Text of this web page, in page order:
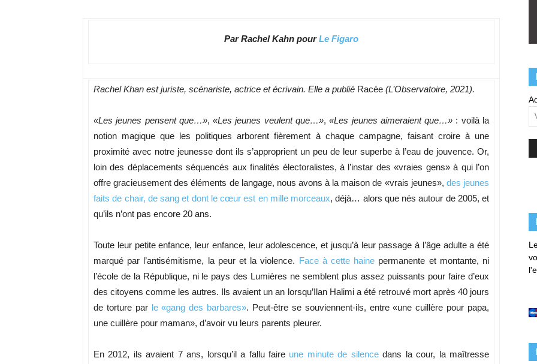
Par Rachel Kahn pourLe Figaro
Rachel Khan est juriste, scénariste, actrice et écrivain. Elle a publié Racée (L’Observatoire, 2021).
«Les jeunes pensent que…»,«Les jeunes veulent que…», «Les jeunes aimeraient que…» : voilà la
notion magique que les politiques arborent fièrement à chaque campagne, faisant croire à une
proximité avec notre jeunesse dont ils s’approprient un peu de leur superbe à l’eau de jouvence. Or,
loin des déplacements séquencés aux finalités électoralistes, à l’instar des «vraies gens» à qui l’on
offre gracieusement des éléments de langage, nous avons à la maison de «vrais jeunes», des jeunes
faits de chair, de sang et dont le cœur est en mille morceaux, déjà… alors que nés autour de 2005, et
qu’ils n’ont pas encore 20 ans.
Toute leur petite enfance, leur enfance, leur adolescence, et jusqu’à leur passage à l’âge adulte a été
marqué par l’antisémitisme, la peur et la violence. Face à cette haine permanente et montante, ni
l’école de la République, ni le pays des Lumières ne semblent plus assez puissants pour faire d’eux
des citoyens comme les autres. Ils avaient un an lorsqu’Ilan Halimi a été retrouvé mort après 40 jours
de torture par le «gang des barbares». Peut-être se souviennent-ils, entre «une cuillère pour papa,
une cuillère pour maman», d’avoir vu leurs parents pleurer.
En 2012, ils avaient 7 ans, lorsqu’il a fallu faire une minute de silencedans la cour, la maîtresse